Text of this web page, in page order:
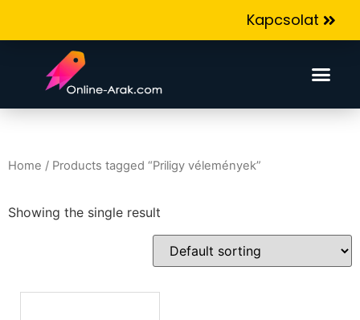
Kapcsolat
Home / Products tagged “Priligy vélemények”
Showing the single result